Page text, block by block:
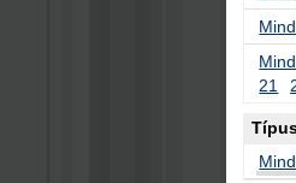
21